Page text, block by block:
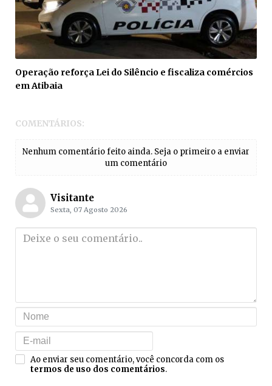
Operação reforça Lei do Silêncio e fiscaliza comércios
em Atibaia
COMENTÁRIOS:
Nenhum comentário feito ainda. Seja o primeiro a enviar
um comentário
Visitante
Sexta, 07 Agosto 2026
Ao enviar seu comentário, você concorda com os
termos de uso dos comentários.